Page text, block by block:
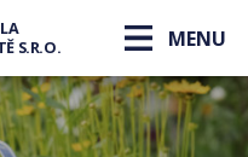
S.R.O.
MENU